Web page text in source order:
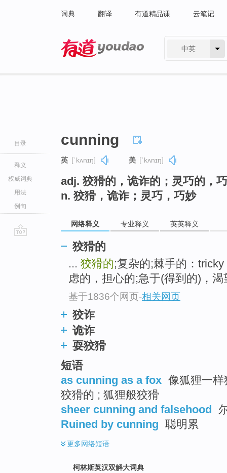
词典 翻译 有道精品课 云笔记
中英
目录
释义
权威词典
用法
例句
cunning
英 [ˈkʌnɪŋ] 美 [ˈkʌnɪŋ]
adj. 狡猾的，诡诈的；灵巧的，
n. 狡猾，诡诈；灵巧，巧妙
网络释义 专业释义 英英释义
狡猾的
... 狡猾的;复杂的;棘手的：
虑的，担心的;急于(得到的)，
基于1836个网页-相关网页
狡诈
诡诈
耍狡猾
短语
as cunning as a fox 像狐狸一
狡猾的 ; 狐狸般狡猾
sheer cunning and falsehood
Ruined by cunning 聪明累
更多网络短语
柯林斯英汉双解大词典